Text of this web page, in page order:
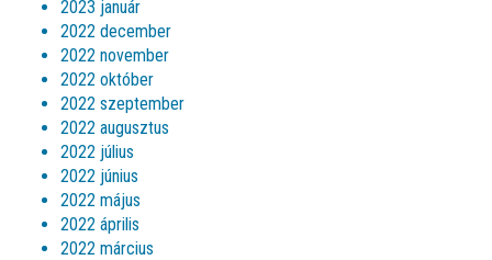
2023 január
2022 december
2022 november
2022 október
2022 szeptember
2022 augusztus
2022 július
2022 június
2022 május
2022 április
2022 március